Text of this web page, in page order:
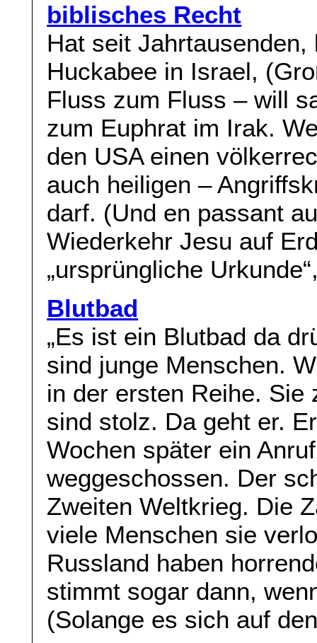
biblisches Recht
Hat seit
Huckabee in Israel,
Fluss zum Fluss – will
zum Euphrat im Irak.
den USA einen
auch heiligen –
darf. (Und en passant
Wiederkehr Jesu auf
„ursprüngliche
Blutbad
„Es ist ein Blutbad da
sind junge Menschen.
in der ersten Reihe. Sie
sind stolz. Da geht er.
Wochen später ein
weggeschossen. Der
Zweiten Weltkrieg. Die
viele Menschen sie
Russland haben
stimmt sogar dann,
(Solange es sich auf